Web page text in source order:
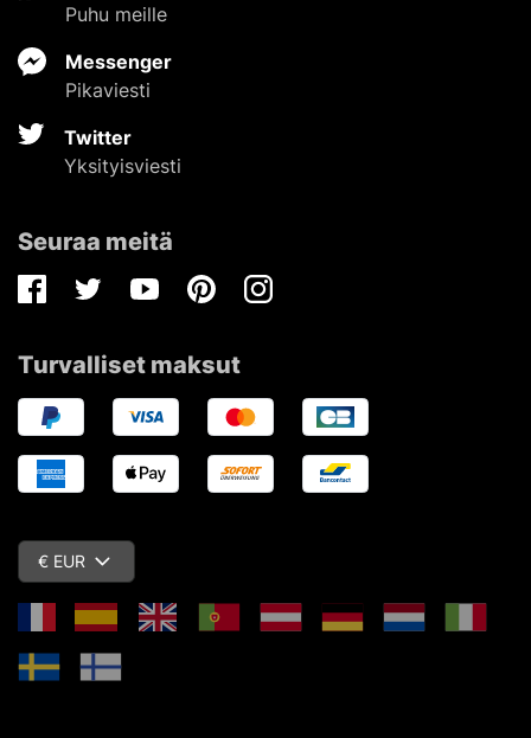
Puhu meille
Messenger
Pikaviesti
Twitter
Yksityisviesti
Seuraa meitä
FacebookTwitterYoutubePinterestInstagram
Turvalliset maksut
€ EUR